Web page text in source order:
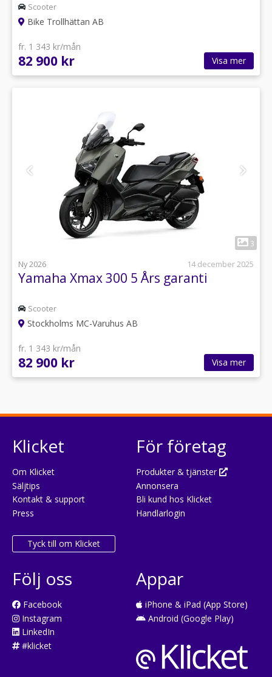
Scooter
Bike Trollhättan AB
fr. 1 343 kr/mån
82 900 kr Visa mer
3
Ny 2026
14 december 2025
Yamaha Xmax 300 5 Års garanti
Scooter
Stockholms MC-Varuhus AB
fr. 1 343 kr/mån
82 900 kr Visa mer
Klicket
Om Klicket
Säljtips
Kontakt & support
Press
Tyck till om Klicket
För företag
Produkter & tjänster
Annonsera
Bli kund hos Klicket
Handlarlogin
Följ oss
Facebook
Instagram
LinkedIn
#klicket
Appar
iPhone & iPad (App Store)
Android (Google Play)